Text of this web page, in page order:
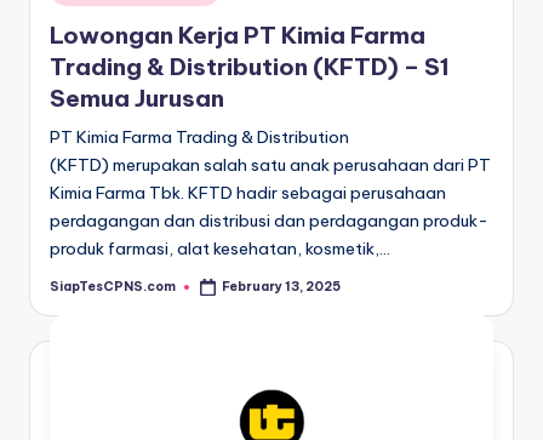
in
Lowongan Kerja PT Kimia Farma
Trading & Distribution (KFTD) – S1
Semua Jurusan
PT Kimia Farma Trading & Distribution
(KFTD) merupakan salah satu anak perusahaan dari PT
Kimia Farma Tbk. KFTD hadir sebagai perusahaan
perdagangan dan distribusi dan perdagangan produk-
produk farmasi, alat kesehatan, kosmetik,…
Posted
SiapTesCPNS.com February 13, 2025